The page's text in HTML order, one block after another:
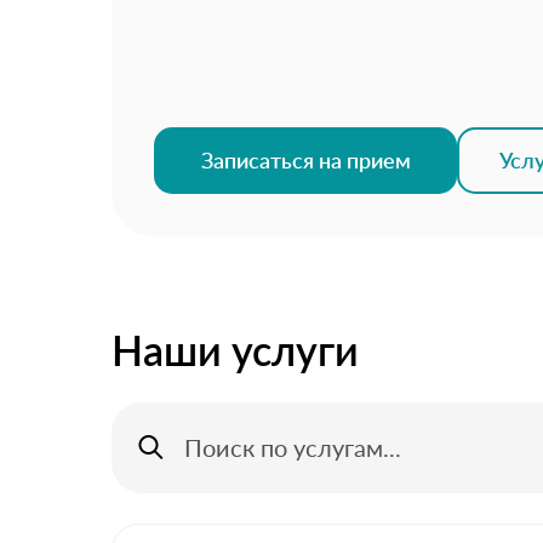
Записаться на прием
Наши услуги